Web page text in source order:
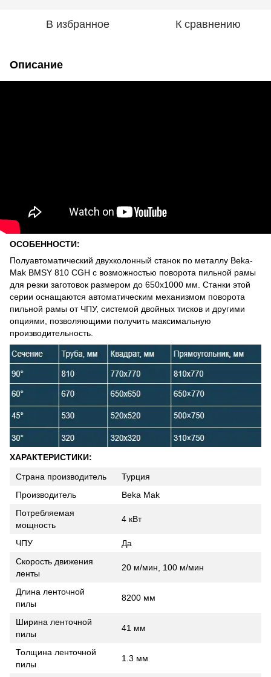
В избранное К сравнению
Описание
ОСОБЕННОСТИ:
Полуавтоматический двухколонный станок по металлу Beka-
Mak BMSY 810 CGH с возможностью поворота пильной рамы
для резки заготовок размером до 650х1000 мм. Станки этой
серии оснащаются автоматическим механизмом поворота
пильной рамы от ЧПУ, системой двойных тисков и другими
опциями, позволяющими получить максимальную
производительность.
ХАРАКТЕРИСТИКИ:
Страна производитель
Турция
Производитель
Beka Mak
Потребляемая
мощность
4 кВт
ЧПУ
Да
Скорость движения
ленты
20 м/мин, 100 м/мин
Длина ленточной
пилы
8200 мм
Ширина ленточной
пилы
41 мм
Толщина ленточной
пилы
1.3 мм